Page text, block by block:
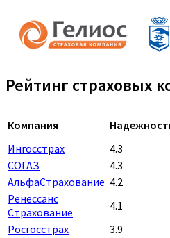
Рейтинг страховых
Компания
Ингосстрах
4.3
СОГАЗ
4.3
АльфаСтрахование 4.2
Ренессанс
Страхование
4.1
Росгосстрах
3.9